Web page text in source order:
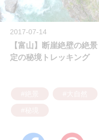
2017-07-14
【富山】断崖絶壁の絶
定の秘境トレッキング